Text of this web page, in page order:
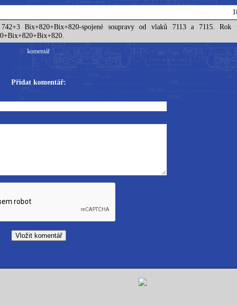
Bix+820+Bix+820-spojené soupravy od vlaků 7113 a 7115. Rok
komentář
Přidat komentář: